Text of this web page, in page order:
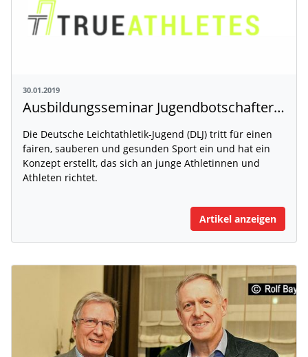
30.01.2019
Ausbildungsseminar Jugendbotschafter Doping-Prävention
Die Deutsche Leichtathletik-Jugend (DLJ) tritt für einen
fairen, sauberen und gesunden Sport ein und hat ein
Konzept erstellt, das sich an junge Athletinnen und
Athleten richtet.
Artikel anzeigen